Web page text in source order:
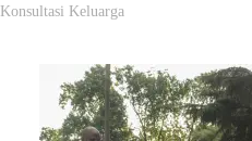
Konsultasi Keluarga